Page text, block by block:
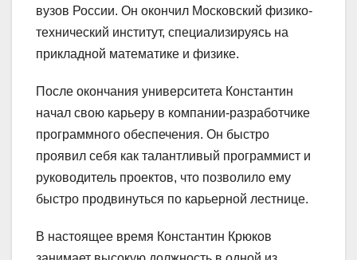
вузов России. Он окончил Московский физико-
технический институт, специализируясь на
прикладной математике и физике.
После окончания университета Константин
начал свою карьеру в компании-разработчике
программного обеспечения. Он быстро
проявил себя как талантливый программист и
руководитель проектов, что позволило ему
быстро продвинуться по карьерной лестнице.
В настоящее время Константин Крюков